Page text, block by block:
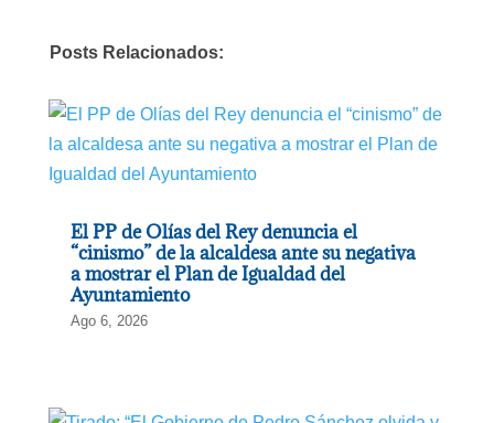
Posts Relacionados:
El PP de Olías del Rey denuncia el
“cinismo” de la alcaldesa ante su negativa
a mostrar el Plan de Igualdad del
Ayuntamiento
Ago 6, 2026